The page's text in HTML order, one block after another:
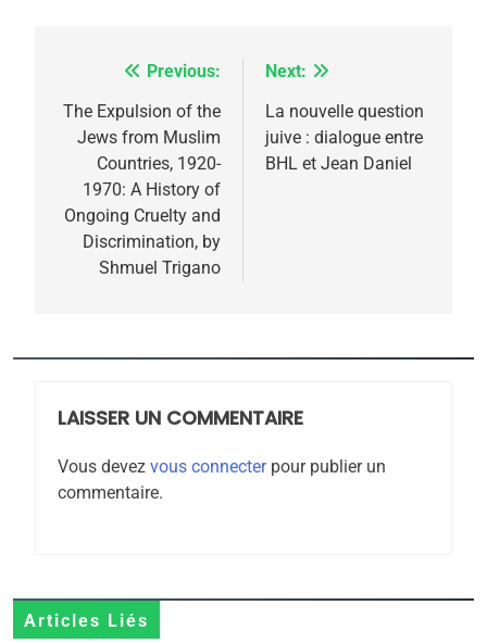
Navigation
de
l’article
Previous:
The Expulsion of the
Jews from Muslim
Countries, 1920-
1970: A History of
Ongoing Cruelty and
Discrimination, by
Shmuel Trigano
Next:
La nouvelle question
juive : dialogue entre
BHL et Jean Daniel
LAISSER UN COMMENTAIRE
Vous devez vous connecterpour publier un
commentaire.
Articles Liés
2025, l’année la plus
meurtrière selon le
rapport d’ADL contre
FRANCE
FIÈRE, DIGNE ET RÉSILIENTE :
MA JUDAÏTE par Thérèse
ISRAÉL JUDAISME
7
8